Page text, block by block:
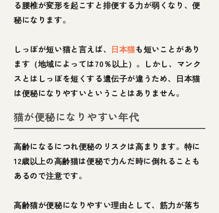
る腰椎が変形を起こすと排便する力が弱くなり、便
秘になります。
しっぽが短い猫と言えば、 日本猫も短いことがあり
ます（地域によっては70％以上）。しかし、マンク
スとはしっぽを短くする遺伝子が違うため、日本猫
は便秘になりやすいということはありません。
猫が便秘になりやすい年代
高齢になるにつれ便秘のリスクは高まります。特に
12歳以上の高齢猫は便秘で力んだ時に倒れることも
あるので注意です。
高齢猫が便秘になりやすい理由として、筋力が落ち